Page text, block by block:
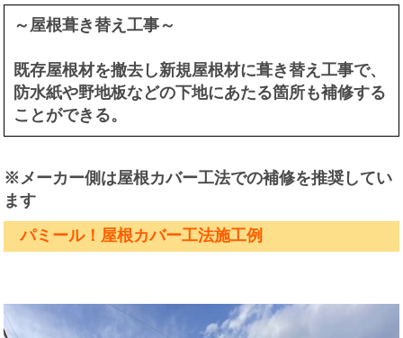
～屋根葺き替え工事～
既存屋根材を撤去し新規屋根材に葺き替え工事で、
防水紙や野地板などの下地にあたる箇所も補修する
ことができる。
※メーカー側は屋根カバー工法での補修を推奨してい
ます
パミール！屋根カバー工法施工例